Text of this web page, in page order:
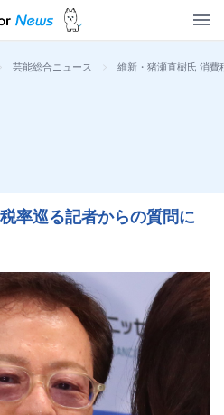
> 芸能総合ニュース > 維新・猪瀬直樹氏 消費
率巡る記者からの質問に